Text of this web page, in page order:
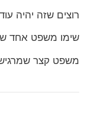
רוצים שזה יהיה
שימו משפט אחד
משפט קצר